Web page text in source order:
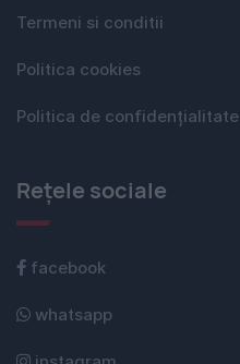
Termeni si conditii
Politica cookies
Politica de confidențialitate
Rețele sociale
facebook
whatsapp